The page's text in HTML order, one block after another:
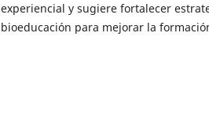
experiencial y sugiere fortalecer
bioeducación para mejorar la